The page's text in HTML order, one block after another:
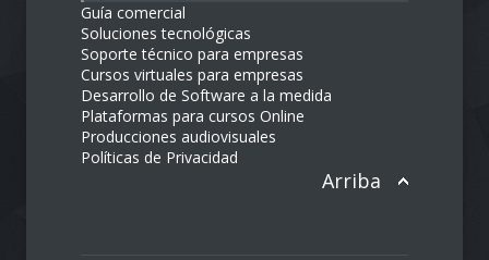
Guía comercial
Soluciones tecnológicas
Soporte técnico para empresas
Cursos virtuales para empresas
Desarrollo de Software a la medida
Plataformas para cursos Online
Producciones audiovisuales
Políticas de Privacidad
Arriba